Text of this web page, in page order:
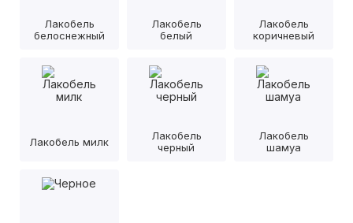
Лакобель
белоснежный
Лакобель
белый
Лакобель
коричневый
Лакобель милк
Лакобель
черный
Лакобель
шамуа